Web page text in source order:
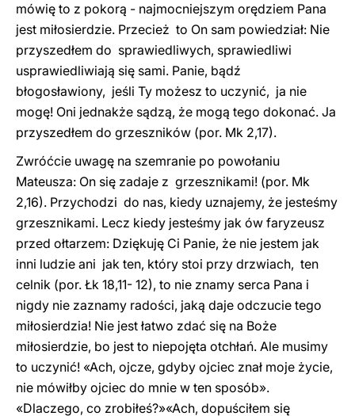
mówię to z pokorą - najmocniejszym orędziem Pana
jest miłosierdzie. Przecież to On sam powiedział: Nie
przyszedłem do sprawiedliwych, sprawiedliwi
usprawiedliwiają się sami. Panie, bądź
błogosławiony, jeśli Ty możesz to uczynić, ja nie
mogę! Oni jednakże sądzą, że mogą tego dokonać. Ja
przyszedłem do grzeszników (por. Mk 2,17).
Zwróćcie uwagę na szemranie po powołaniu
Mateusza: On się zadaje z grzesznikami! (por. Mk
2,16). Przychodzi do nas, kiedy uznajemy, że jesteśmy
grzesznikami. Lecz kiedy jesteśmy jak ów faryzeusz
przed ołtarzem: Dziękuję Ci Panie, że nie jestem jak
inni ludzie ani jak ten, który stoi przy drzwiach, ten
celnik (por. Łk 18,11- 12), to nie znamy serca Pana i
nigdy nie zaznamy radości, jaką daje odczucie tego
miłosierdzia! Nie jest łatwo zdać się na Boże
miłosierdzie, bo jest to niepojęta otchłań. Ale musimy
to uczynić! «Ach, ojcze, gdyby ojciec znał moje życie,
nie mówiłby ojciec do mnie w ten sposób».
«Dlaczego, co zrobiłeś?»«Ach, dopuściłem się